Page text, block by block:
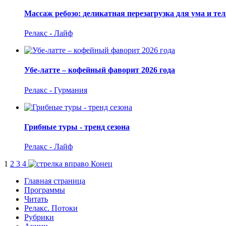
Массаж ребозо: деликатная перезагрузка для ума и
Релакс - Лайф
Убе-латте – кофейный фаворит 2026 года
Релакс - Гурмания
Грибные туры - тренд сезона
Релакс - Лайф
1 2 3 4
Конец
Главная страница
Программы
Читать
Релакс. Потоки
Рубрики